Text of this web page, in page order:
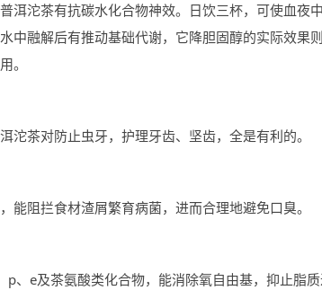
洱沱茶有抗碳水化合物神效。日饮三杯，可使血夜
中融解后有推动基础代谢，它降胆固醇的实际效果
。
沱茶对防止虫牙，护理牙齿、坚齿，全是有利的。
能阻拦食材渣屑繁育病菌，进而合理地避免口臭。
p、e及茶氨酸类化合物，能消除氧自由基，抑止脂